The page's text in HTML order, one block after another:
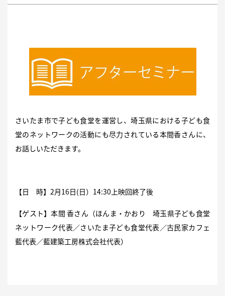
さいたま市で子ども食堂を運営し、埼玉県における子ども食
堂のネットワークの活動にも尽力されている本間香さんに、
お話しいただきます。
【日 時】2月16日(日）14:30上映回終了後
【ゲスト】本間 香さん（ほんま・かおり 埼玉県子ども食堂
ネットワーク代表／さいたま子ども食堂代表／古民家カフェ
藍代表／藍建築工房株式会社代表）